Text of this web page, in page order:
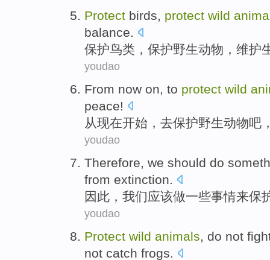
Protect birds, protect wild
balance.
保护鸟类 ，保护野生动物 ， 维护
youdao
From now on, to protect wild
peace!
从现在开始， 去保护野生动物吧
youdao
Therefore, we should do
from extinction.
因此 ， 我们应该做一些事情来保
youdao
Protect wild animals , do not
not catch frogs